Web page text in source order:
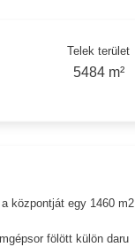
Telek terület
5484 m²
központját egy 1460 m2
fölött külön daru